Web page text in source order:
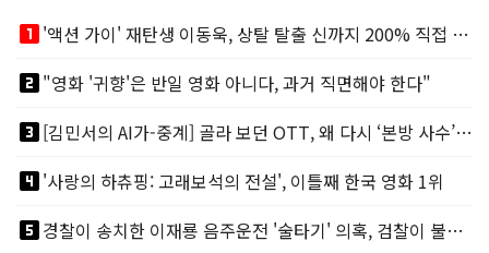
looks_one
'액션 가이' 재탄생 이동욱, 상탈 탈출 신까지 200% 직접 소화
looks_two"영화 '귀향'은 반일 영화 아니다, 과거 직면해야 한다"
looks_3
[김민서의 AI가-중계] 골라 보던 OTT, 왜 다시 ‘본방 사수’를 부르나
looks_4'사랑의 하츄핑: 고래보석의 전설', 이틀째 한국 영화 1위
looks_5
경찰이 송치한 이재룡 음주운전 '술타기' 의혹, 검찰이 불기소